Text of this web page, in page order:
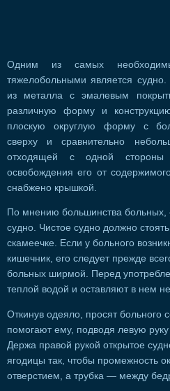
Одним из самых
тяжелобольными является
из металла с эмалевым
различную форму и
плоскую округлую форму с
сверху и сравнительно
отходящей с одной
освобождения его от
снабжено крышкой.
По мнению большинства
судно. Чистое судно должно
скамеечке. Если у больного
кишечник, его следует прежде
больных ширмой. Перед
теплой водой и оставляют в нем
Откинув одеяло, просят больного
помогают ему, подводя левую руку
Держа правой рукой открытое
ягодицы так, чтобы промежность
отверстием, а трубка — между